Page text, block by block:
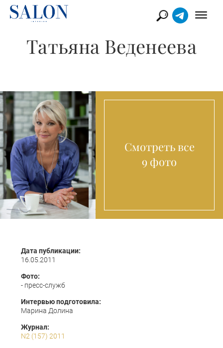
Татьяна Веденеева
Смотреть все
9 фото
Дата публикации:
16.05.2011
Фото:
- пресс-служб
Интервью подготовила:
Марина Долина
Журнал:
N2 (157) 2011